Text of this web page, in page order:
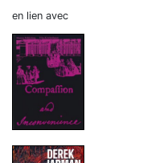
en lien avec